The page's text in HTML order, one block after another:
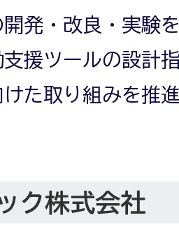
発・改良・実験
援ツールの設計
た取り組みを推
ク株式会社